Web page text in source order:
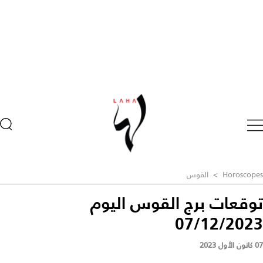
Horoscopes
> القوس
توقعات برج القوس اليوم
07/12/2023
07 كانون الأول 2023